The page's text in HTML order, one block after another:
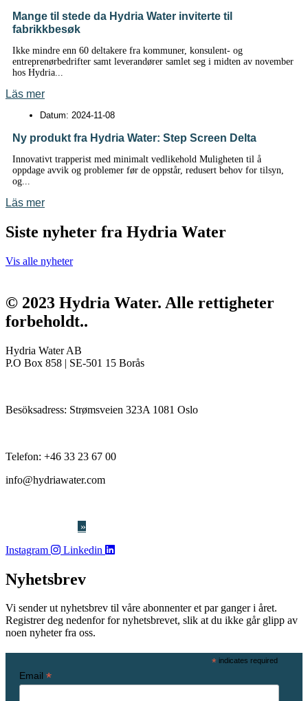
Mange til stede da Hydria Water inviterte til
fabrikkbesøk
Ikke mindre enn 60 deltakere fra kommuner, konsulent- og
entreprenørbedrifter samt leverandører samlet seg i midten av november
hos Hydria...
Läs mer
Datum: 2024-11-08
Ny produkt fra Hydria Water: Step Screen Delta
Innovativt trapperist med minimalt vedlikehold Muligheten til å
oppdage avvik og problemer før de oppstår, redusert behov for tilsyn,
og...
Läs mer
Siste nyheter fra Hydria Water
Vis alle nyheter
© 2023 Hydria Water. Alle rettigheter
forbeholdt..
Hydria Water AB
P.O Box 858 | SE-501 15 Borås
Besöksadress: Strømsveien 323A 1081 Oslo
Telefon: +46 33 23 67 00
info@hydriawater.com
»
Instagram
Linkedin
Nyhetsbrev
Vi sender ut nyhetsbrev til våre abonnenter et par ganger i året.
Registrer deg nedenfor for nyhetsbrevet, slik at du ikke går glipp av
noen nyheter fra oss.
* indicates required
Email *